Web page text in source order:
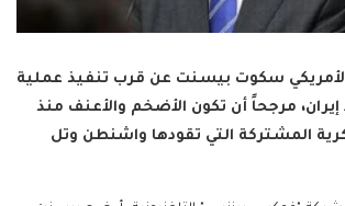
الأمريكي سكوت بيسنت عن قرب تنفيذ عملية
مرجحاً أن تكون الأضخم والأعنف منذ
المشتركة التي تقودها واشنطن وتل